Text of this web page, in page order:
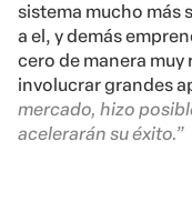
sistema mucho más
a el, y demás
cero de manera muy
involucrar grandes
mercado, hizo
acelerarán su éxito.”